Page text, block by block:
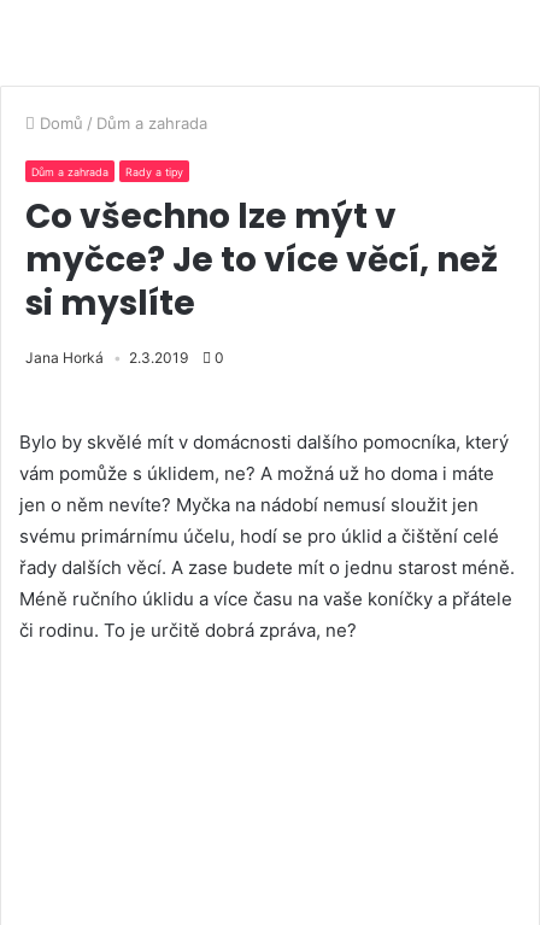
Domů / Dům a zahrada
Dům a zahrada Rady a tipy
Co všechno lze mýt v
myčce? Je to více věcí, než
si myslíte
Jana Horká 2.3.2019 0
Bylo by skvělé mít v domácnosti dalšího pomocníka, který
vám pomůže s úklidem, ne? A možná už ho doma i máte
jen o něm nevíte? Myčka na nádobí nemusí sloužit jen
svému primárnímu účelu, hodí se pro úklid a čištění celé
řady dalších věcí. A zase budete mít o jednu starost méně.
Méně ručního úklidu a více času na vaše koníčky a přátele
či rodinu. To je určitě dobrá zpráva, ne?